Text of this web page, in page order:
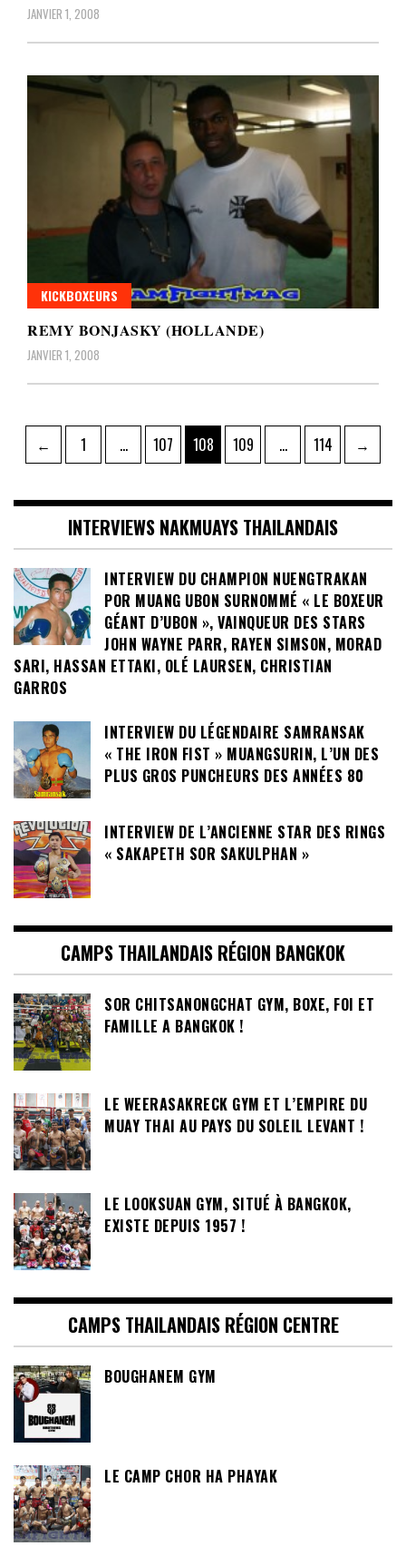
JANVIER 1, 2008
KICKBOXEURS
REMY BONJASKY (HOLLANDE)
JANVIER 1, 2008
Pagination
des
publications
← Page
1 … Page
107 Page
108 Page
109 … Page
114 →
INTERVIEWS NAKMUAYS THAILANDAIS
INTERVIEW DU CHAMPION NUENGTRAKAN
POR MUANG UBON SURNOMMÉ « LE BOXEUR
GÉANT D’UBON », VAINQUEUR DES STARS
JOHN WAYNE PARR, RAYEN SIMSON, MORAD
SARI, HASSAN ETTAKI, OLÉ LAURSEN, CHRISTIAN
GARROS
INTERVIEW DU LÉGENDAIRE SAMRANSAK
« THE IRON FIST » MUANGSURIN, L’UN DES
PLUS GROS PUNCHEURS DES ANNÉES 80
INTERVIEW DE L’ANCIENNE STAR DES RINGS
« SAKAPETH SOR SAKULPHAN »
CAMPS THAILANDAIS RÉGION BANGKOK
SOR CHITSANONGCHAT GYM, BOXE, FOI ET
FAMILLE A BANGKOK !
LE WEERASAKRECK GYM ET L’EMPIRE DU
MUAY THAI AU PAYS DU SOLEIL LEVANT !
LE LOOKSUAN GYM, SITUÉ À BANGKOK,
EXISTE DEPUIS 1957 !
CAMPS THAILANDAIS RÉGION CENTRE
BOUGHANEM GYM
LE CAMP CHOR HA PHAYAK